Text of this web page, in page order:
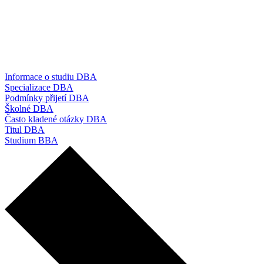
Informace o studiu DBA
Specializace DBA
Podmínky přijetí DBA
Školné DBA
Často kladené otázky DBA
Titul DBA
Studium BBA